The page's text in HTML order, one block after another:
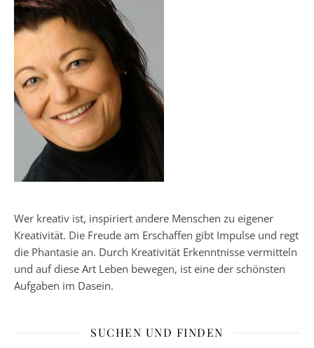
Wer kreativ ist, inspiriert andere Menschen zu eigener
Kreativität. Die Freude am Erschaffen gibt Impulse und regt
die Phantasie an. Durch Kreativität Erkenntnisse vermitteln
und auf diese Art Leben bewegen, ist eine der schönsten
Aufgaben im Dasein.
SUCHEN UND FINDEN